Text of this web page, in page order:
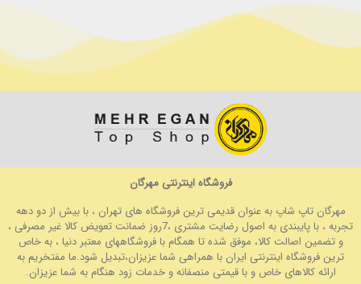
فروشگاه اینترنتی مهرگان
مهرگان تاپ شاپ به عنوان قدیمی ترین فروشگاه های تهران ، با بیش از دو دهه
تجربه ، با پایبندی به اصول رضایت مشتری ،7روز ضمانت تعویض کالا غیر مصرفی ،
و تضمین اصالت کالا، موفق شده تا همگام با فروشگاههای معتبر دنیا ، به خاص
ترین فروشگاه اینترنتی ایران با همراهی شما عزیزان،تبدیل شود.ما مفتخریم به
ارائه کالاهای خاص و با قیمتی منصفانه و خدمات زود هنگام به شما عزیزان.